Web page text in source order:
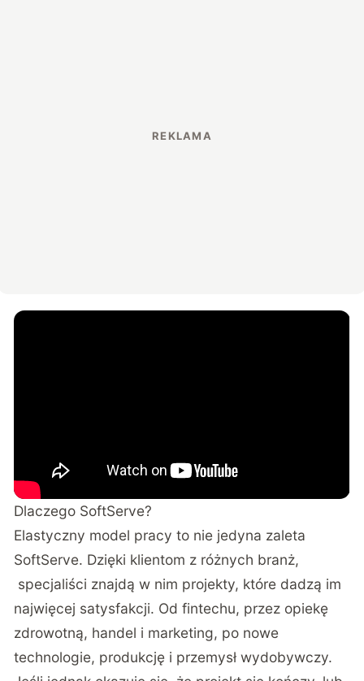
Dlaczego SoftServe?
Elastyczny model pracy to nie jedyna zaleta
SoftServe. Dzięki klientom z różnych branż,
specjaliści znajdą w nim projekty, które dadzą im
najwięcej satysfakcji. Od fintechu, przez opiekę
zdrowotną, handel i marketing, po nowe
technologie, produkcję i przemysł wydobywczy.